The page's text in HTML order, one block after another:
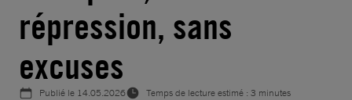
répression, sans
excuses
Publié le 14.05.2026
Temps de lecture estimé : 3 minutes